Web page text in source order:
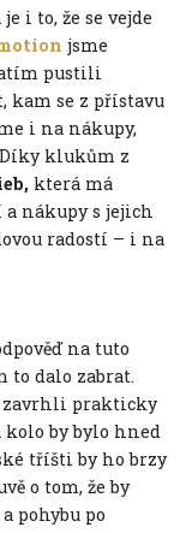
i to, že se vejde
jsme
pustili
kam se z přístavu
i na nákupy,
klukům z
která má
nákupy s jejich
radostí – i na
na tuto
to dalo zabrat.
zavrhli prakticky
kolo by bylo hned
tříšti by ho brzy
o tom, že by
pohybu po